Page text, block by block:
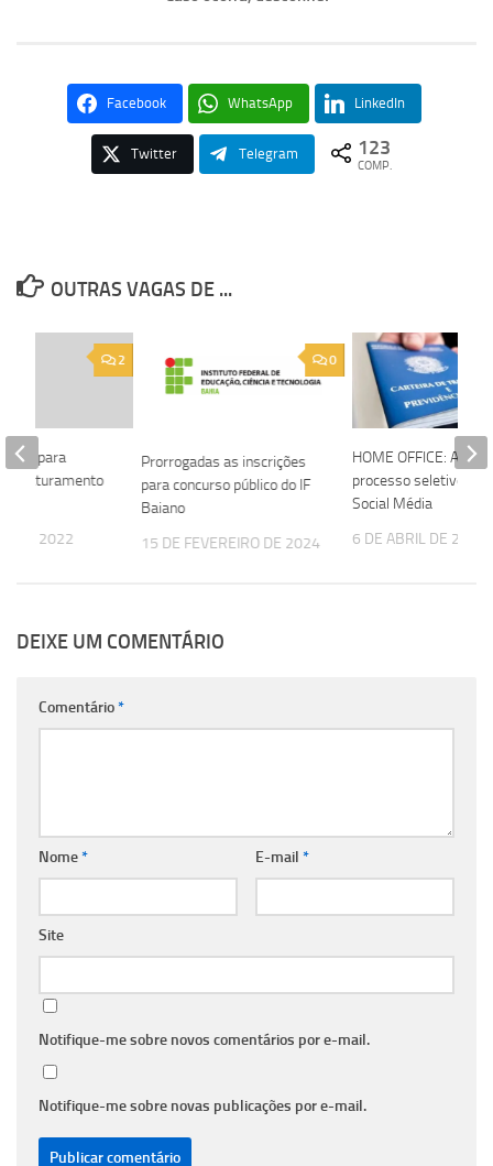
Facebook WhatsApp LinkedIn
Twitter Telegram 123
COMP.
OUTRAS VAGAS DE ...
0
Prorrogadas as inscrições
para concurso público do IF
Baiano
15 DE FEVEREIRO DE 2024
HOME OFFICE:
processo seletivo
Social Média
6 DE ABRIL DE 2021
2
para
Faturamento
DE 2022
DEIXE UM COMENTÁRIO
Comentário*
Nome* E-mail *
Site
Notifique-me sobre novos comentários por e-mail.
Notifique-me sobre novas publicações por e-mail.